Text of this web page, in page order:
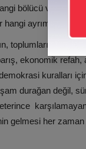
bölücü ve
ayrımcı ve
toplumların ve
ekonomik
kuralları
durağan değil,
gelmesi her zaman